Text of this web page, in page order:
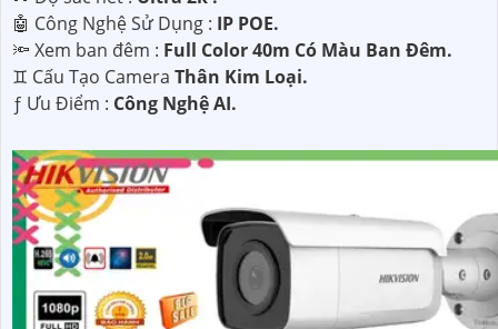
🤖️ Công Nghệ Sử Dụng : IP POE.
🔦 Xem ban đêm : Full Color 40m Có Màu Ban Đêm.
♊ Cấu Tạo Camera Thân Kim Loại.
️ƒ Ưu Điểm : Công Nghệ AI.